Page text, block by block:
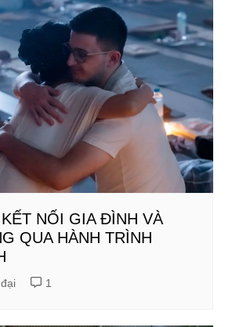
NỐI GIA ĐÌNH VÀ
QUA HÀNH TRÌNH
1